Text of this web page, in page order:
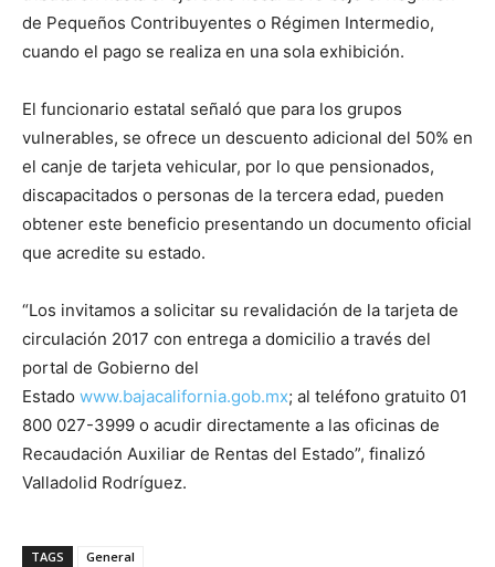
de Pequeños Contribuyentes o Régimen Intermedio,
cuando el pago se realiza en una sola exhibición.
El funcionario estatal señaló que para los grupos
vulnerables, se ofrece un descuento adicional del 50% en
el canje de tarjeta vehicular, por lo que pensionados,
discapacitados o personas de la tercera edad, pueden
obtener este beneficio presentando un documento oficial
que acredite su estado.
“Los invitamos a solicitar su revalidación de la tarjeta de
circulación 2017 con entrega a domicilio a través del
portal de Gobierno del
Estado www.bajacalifornia.gob.mx; al teléfono gratuito 01
800 027-3999 o acudir directamente a las oficinas de
Recaudación Auxiliar de Rentas del Estado”, finalizó
Valladolid Rodríguez.
TAGS General